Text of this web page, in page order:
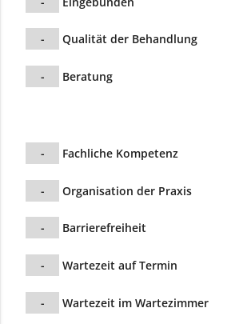
- Qualität der Behandlung
- Beratung
- Fachliche Kompetenz
- Organisation der Praxis
- Barrierefreiheit
- Wartezeit auf Termin
- Wartezeit im Wartezimmer